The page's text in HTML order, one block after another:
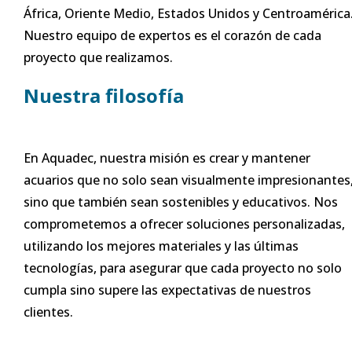
África, Oriente Medio, Estados Unidos y
Nuestro equipo de expertos es el corazón de cada
proyecto que realizamos.
Nuestra filosofía
En Aquadec, nuestra misión es crear y mantener
acuarios que no solo sean visualmente
sino que también sean sostenibles y educativos. Nos
comprometemos a ofrecer soluciones personalizadas,
utilizando los mejores materiales y las últimas
tecnologías, para asegurar que cada proyecto no solo
cumpla sino supere las expectativas de nuestros
clientes.